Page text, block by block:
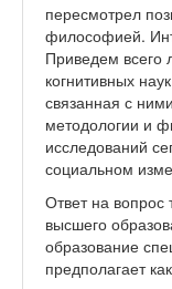
пересмотрел
философией.
Приведем всего
когнитивных
связанная с
методологии и
исследований
социальном
Ответ на вопрос
высшего
образование
предполагает